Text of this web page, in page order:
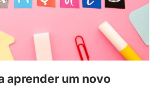
aprender um novo